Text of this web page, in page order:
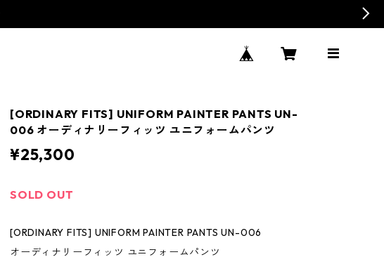
[ORDINARY FITS] UNIFORM PAINTER PANTS UN-
006 オーディナリーフィッツ ユニフォームパンツ
¥25,300
SOLD OUT
[ORDINARY FITS] UNIFORM PAINTER PANTS UN-006
オーディナリーフィッツ ユニフォームパンツ